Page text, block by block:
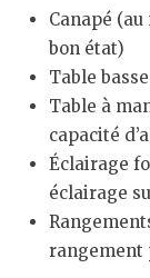
Canapé
bon état)
Table basse
Table à
capacité
Éclairage
éclairage
rangement